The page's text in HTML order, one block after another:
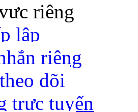
riêng
lập
riêng
dõi
trực tuyến